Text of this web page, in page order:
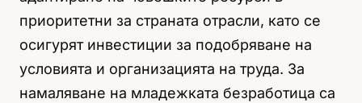
приоритетни за страната отрасли, като се
осигурят инвестиции за подобряване на
условията и организацията на труда. За
намаляване на младежката безработица са